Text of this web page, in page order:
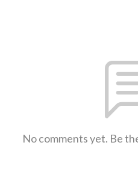
No comments yet. Be